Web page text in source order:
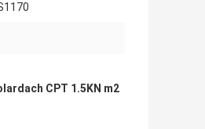
CPT 1.5KN m2